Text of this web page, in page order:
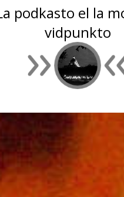
podkasto el la
vidpunkto